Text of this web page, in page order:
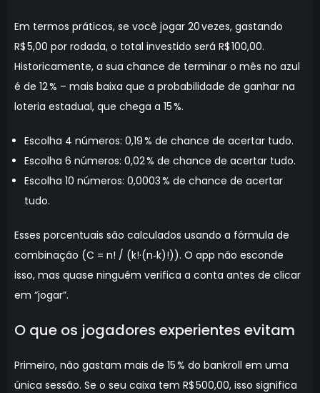
Em termos práticos, se você jogar 20 vezes, gastando
R$ 5,00 por rodada, o total investido será R$ 100,00.
Historicamente, a sua chance de terminar o mês no azul
é de 12 % – mais baixa que a probabilidade de ganhar na
loteria estadual, que chega a 15 %.
Escolha 4 números: 0,19 % de chance de acertar tudo.
Escolha 6 números: 0,02 % de chance de acertar tudo.
Escolha 10 números: 0,0003 % de chance de acertar
tudo.
Esses porcentuais são calculados usando a fórmula de
combinação (C = n! / (k!·(n‑k)!)). O app não esconde
isso, mas quase ninguém verifica a conta antes de clicar
em “jogar”.
O que os jogadores experientes evitam
Primeiro, não gastam mais de 15 % do bankroll em uma
única sessão. Se o seu caixa tem R$ 500,00, isso significa